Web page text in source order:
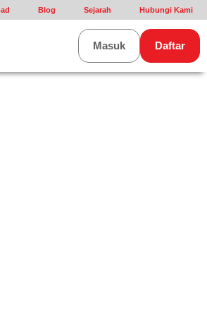
Blog Sejarah Hubungi Kami
Daftar
Masuk